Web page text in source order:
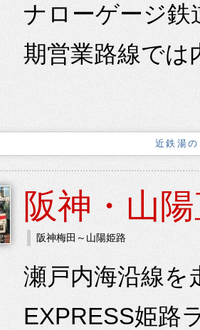
ナローゲージ鉄
期営業路線では
近鉄湯
阪神・山
阪神梅田～山陽姫路
瀬戸内海沿線を
EXPRESS姫路